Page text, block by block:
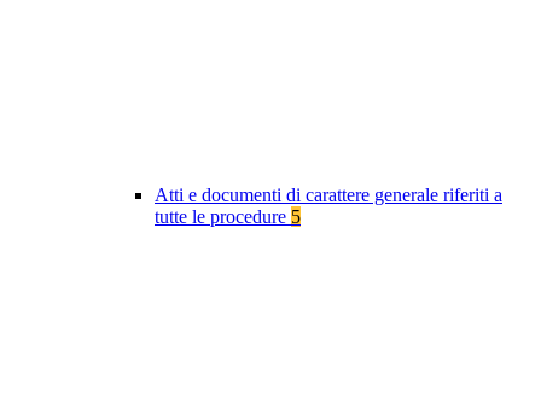
Atti e documenti di carattere generale riferiti a
tutte le procedure 5